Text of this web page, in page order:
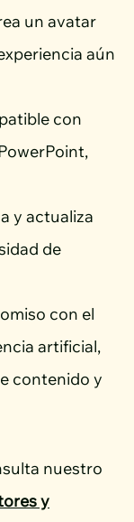
un avatar
aún
con
y actualiza
de
con el
artificial,
contenido y
nuestro
y